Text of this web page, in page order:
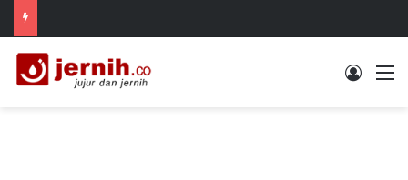
Log In